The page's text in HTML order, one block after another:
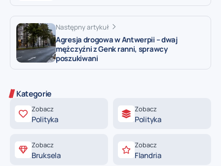
Następny artykuł
Agresja drogowa w Antwerpii – dwaj
mężczyźni z Genk ranni, sprawcy
poszukiwani
Kategorie
Zobacz
Polityka
Zobacz
Polityka
Zobacz
Bruksela
Zobacz
Flandria